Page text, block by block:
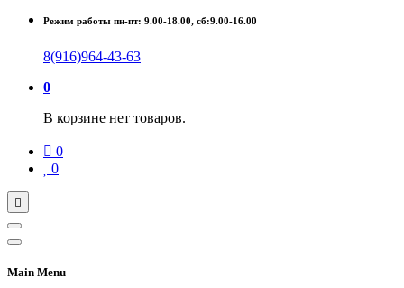
Режим работы пн-пт: 9.00-18.00, сб:9.00-16.00
8(916)964-43-63
0
В корзине нет товаров.
0
0
Main Menu